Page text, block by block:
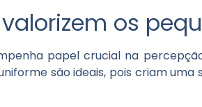
os
papel crucial na
são ideais, pois criam